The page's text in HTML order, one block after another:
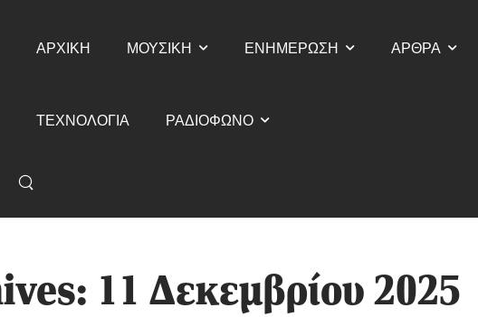
ΑΡΧΙΚΗ ΜΟΥΣΙΚΗ ΕΝΗΜΕΡΩΣΗ ΑΡΘΡΑ
ΤΕΧΝΟΛΟΓΙΑ ΡΑΔΙΟΦΩΝΟ
11 Δεκεμβρίου 2025